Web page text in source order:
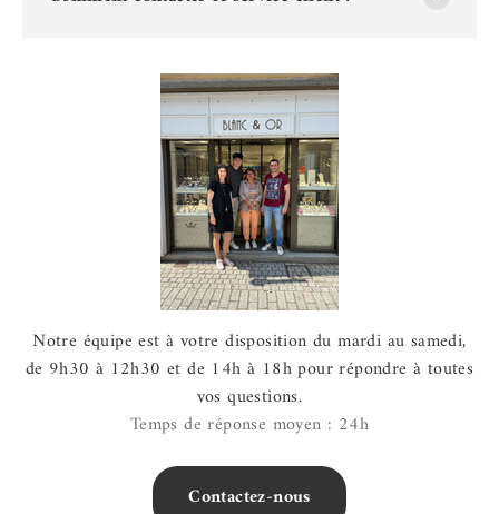
Notre équipe est à votre disposition du mardi au samedi,
de 9h30 à 12h30 et de 14h à 18h pour répondre à toutes
vos questions.
Temps de réponse moyen : 24h
Contactez-nous